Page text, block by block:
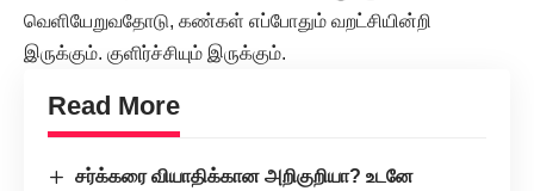
வெளியேறுவதோடு, கண்கள் எப்போதும் வறட்சியின்றி
இருக்கும். குளிர்ச்சியும் இருக்கும்.
Read More
சர்க்கரை வியாதிக்கான அறிகுறியா? உடனே